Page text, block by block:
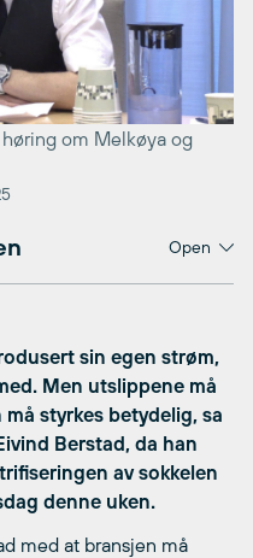
om Melkøya og
Open
sin egen strøm,
Men utslippene må
styrkes betydelig, sa
Berstad, da han
av sokkelen
denne uken.
med at bransjen må